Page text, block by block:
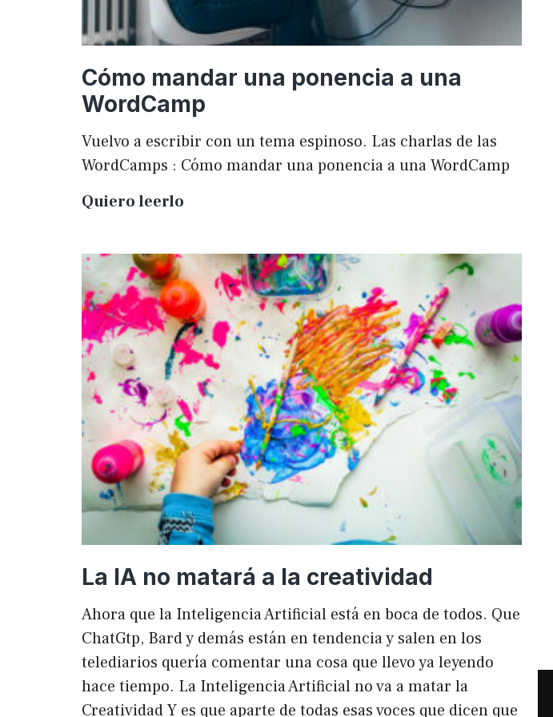
Cómo mandar una ponencia a una
WordCamp
Vuelvo a escribir con un tema espinoso. Las charlas de las
WordCamps : Cómo mandar una ponencia a una WordCamp
Quiero leerlo
una
ponencia
a
una
WordCamp
La IA no matará a la creatividad
Ahora que la Inteligencia Artificial está en boca de todos. Que
ChatGtp, Bard y demás están en tendencia y salen en los
telediarios quería comentar una cosa que llevo ya leyendo
hace tiempo. La Inteligencia Artificial no va a matar la
Creatividad Y es que aparte de todas esas voces que dicen que